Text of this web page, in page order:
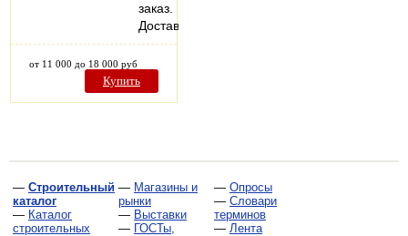
заказ.
Доставка.
от 11 000 до 18 000 руб
Купить
— Строительный
каталог
— Каталог
строительных
— Магазины и
рынки
— Выставки
— ГОСТы,
— Опросы
— Словари
терминов
— Лента